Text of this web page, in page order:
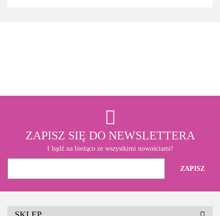
ZAPISZ SIĘ DO NEWSLETTERA
I bądź na bieżąco ze wszystkimi nowościami!